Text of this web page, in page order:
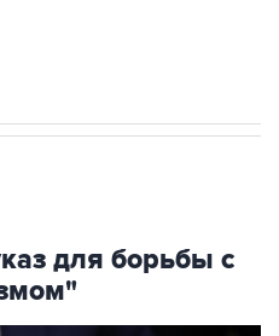
для борьбы с